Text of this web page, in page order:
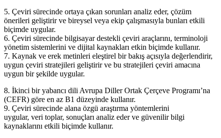
5. Çeviri sürecinde ortaya çıkan sorunları analiz eder, çözüm
önerileri geliştirir ve bireysel veya ekip çalışmasıyla bunları etkili
biçimde uygular.
6. Çeviri sürecinde bilgisayar destekli çeviri araçlarını, terminoloji
yönetim sistemlerini ve dijital kaynakları etkin biçimde kullanır.
7. Kaynak ve erek metinleri eleştirel bir bakış açısıyla değerlendirir,
uygun çeviri stratejileri geliştirir ve bu stratejileri çeviri amacına
uygun bir şekilde uygular.
8. İkinci bir yabancı dili Avrupa Diller Ortak Çerçeve Programı’na
(CEFR) göre en az B1 düzeyinde kullanır.
9. Çeviri sürecinde alana özgü araştırma yöntemlerini
uygular, veri toplar, sonuçları analiz eder ve güvenilir bilgi
kaynaklarını etkili biçimde kullanır.